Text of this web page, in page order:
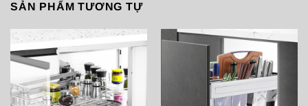
SẢN PHẨM TƯƠNG TỰ